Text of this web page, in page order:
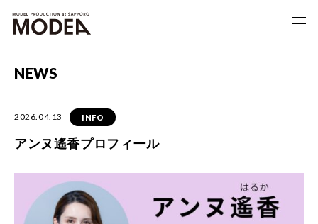
NEWS
2026.04.13 INFO
アンヌ遙香プロフィール